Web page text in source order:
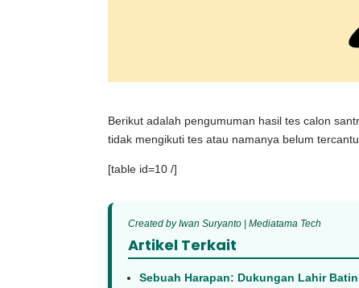
Berikut adalah pengumuman hasil tes calon
tidak mengikuti tes atau namanya belum
[table id=10 /]
Created by Iwan Suryanto | Mediatama Tech
Artikel Terkait
Sebuah Harapan: Dukungan Lahir